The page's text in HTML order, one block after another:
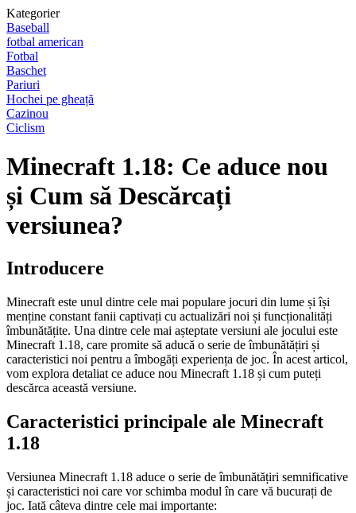
Kategorier
Baseball
fotbal american
Fotbal
Baschet
Pariuri
Hochei pe gheață
Cazinou
Ciclism
Minecraft 1.18: Ce aduce nou
și Cum să Descărcați
versiunea?
Introducere
Minecraft este unul dintre cele mai populare jocuri din lume și își
menține constant fanii captivați cu actualizări noi și funcționalități
îmbunătățite. Una dintre cele mai așteptate versiuni ale jocului este
Minecraft 1.18, care promite să aducă o serie de îmbunătățiri și
caracteristici noi pentru a îmbogăți experiența de joc. În acest articol,
vom explora detaliat ce aduce nou Minecraft 1.18 și cum puteți
descărca această versiune.
Caracteristici principale ale Minecraft
1.18
Versiunea Minecraft 1.18 aduce o serie de îmbunătățiri semnificative
și caracteristici noi care vor schimba modul în care vă bucurați de
joc. Iată câteva dintre cele mai importante: